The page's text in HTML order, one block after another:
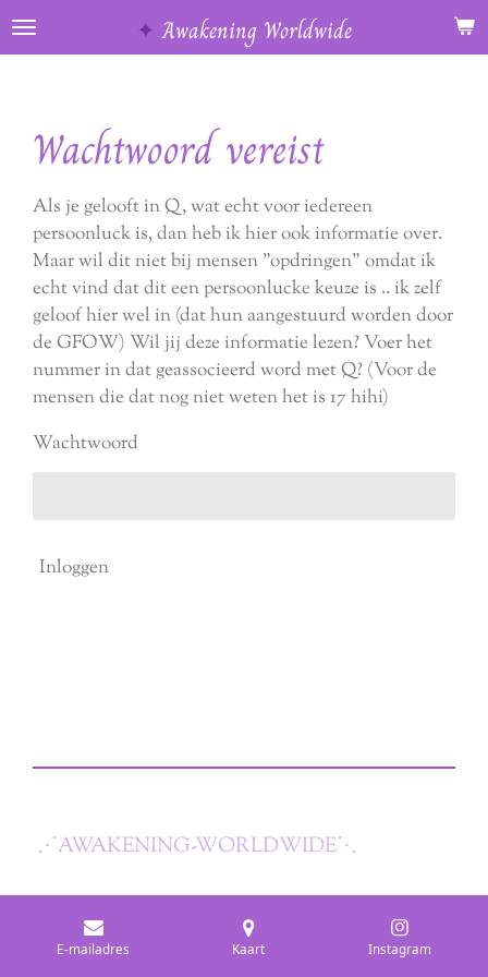
Ga
direct
hoofdinhoud
✦ Awakening Worldwide
Wachtwoord vereist
Als je gelooft in Q, wat echt voor iedereen
persoonluck is, dan heb ik hier ook informatie over.
Maar wil dit niet bij mensen "opdringen" omdat ik
echt vind dat dit een persoonlucke keuze is .. ik zelf
geloof hier wel in (dat hun aangestuurd worden door
de GFOW) Wil jij deze informatie lezen? Voer het
nummer in dat geassocieerd word met Q? (Voor de
mensen die dat nog niet weten het is 17 hihi)
Wachtwoord
Inloggen
⋰AWAKENING-WORLDWIDE⋱
E-mailadres Kaart Instagram